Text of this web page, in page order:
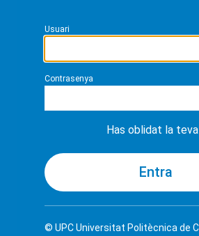
Usuari
Contrasenya
Has oblidat la
© UPCUniversitat Politècnica de